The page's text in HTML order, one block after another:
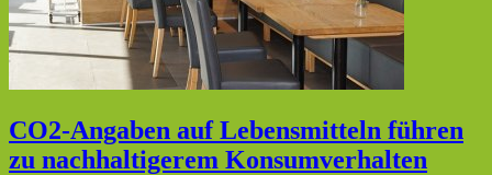
CO2-Angaben auf Lebensmitteln führen
zu nachhaltigerem Konsumverhalten